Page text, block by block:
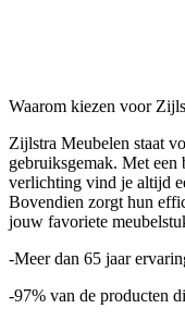
Waarom kiezen voor
Zijlstra Meubelen staat
gebruiksgemak. Met een
verlichting vind je altijd
Bovendien zorgt hun
jouw favoriete
-Meer dan 65 jaar
-97% van de producten